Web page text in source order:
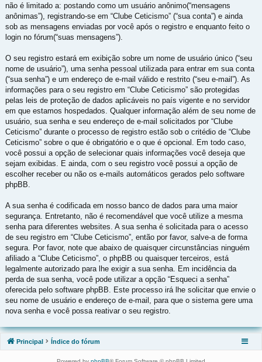
não é limitado a: postando como um usuário anônimo(“mensagens
anônimas”), registrando-se em “Clube Ceticismo” (“sua conta”) e ainda
sob as mensagens enviadas por você após o registro e enquanto feito o
login no fórum(“suas mensagens”).
O seu registro estará em exibição sobre um nome de usuário único (“seu
nome de usuário”), uma senha pessoal utilizada para entrar em sua conta
(“sua senha”) e um endereço de e-mail válido e restrito (“seu e-mail”). As
informações para o seu registro em “Clube Ceticismo” são protegidas
pelas leis de proteção de dados aplicáveis no país vigente e no servidor
em que estamos hospedados. Qualquer informação além de seu nome de
usuário, sua senha e seu endereço de e-mail solicitados por “Clube
Ceticismo” durante o processo de registro estão sob o critédio de “Clube
Ceticismo” sobre o que é obrigatório e o que é opcional. Em todo caso,
você possui a opção de selecionar quais informações você deseja que
sejam exibidas. E ainda, com o seu registro você possui a opção de
escolher receber ou não os e-mails automáticos gerados pelo software
phpBB.
A sua senha é codificada em nosso banco de dados para uma maior
segurança. Entretanto, não é recomendável que você utilize a mesma
senha para diferentes websites. A sua senha é solicitada para o acesso
de seu registro em “Clube Ceticismo”, então por favor, salve-a de forma
segura. Por favor, note que abaixo de quaisquer circunstâncias ninguém
afiliado a “Clube Ceticismo”, o phpBB ou quaisquer terceiros, está
legalmente autorizado para lhe exigir a sua senha. Em incidência da
perda de sua senha, você pode utilizar a opção “Esqueci a senha”
oferecida pelo software phpBB. Este processo irá lhe solicitar que envie o
seu nome de usuário e endereço de e-mail, para que o sistema gere uma
nova senha e você possa reativar o seu registro.
Principal Índice do fórum